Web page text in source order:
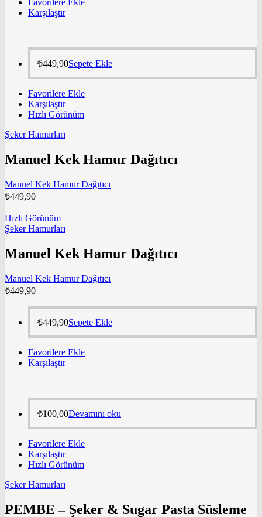
Favorilere Ekle
Karşılaştır
₺449,90Sepete Ekle
Favorilere Ekle
Karşılaştır
Hızlı Görünüm
Şeker Hamurları
Manuel Kek Hamur Dağıtıcı
Manuel Kek Hamur Dağıtıcı
₺449,90
Hızlı Görünüm
Şeker Hamurları
Manuel Kek Hamur Dağıtıcı
Manuel Kek Hamur Dağıtıcı
₺449,90
₺449,90Sepete Ekle
Favorilere Ekle
Karşılaştır
₺100,00Devamını oku
Favorilere Ekle
Karşılaştır
Hızlı Görünüm
Şeker Hamurları
PEMBE – Şeker & Sugar Pasta Süsleme